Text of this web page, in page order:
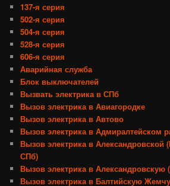
137-я серия
502-я серия
504-я серия
528-я серия
606-я серия
Аварийная служба
Блок выключателей
Вызвать электрика в СПб
Вызов электрика в Авиагородке
Вызов электрика в Автово
Вызов электрика в Адмиралтейском
Вызов электрика в Александровской
СПб)
Вызов электрика в Александровскую
Вызов электрика в Балтийскую